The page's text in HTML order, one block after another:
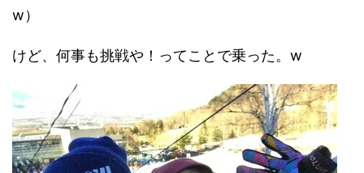
w）
けど、何事も挑戦や！ってことで乗った。w